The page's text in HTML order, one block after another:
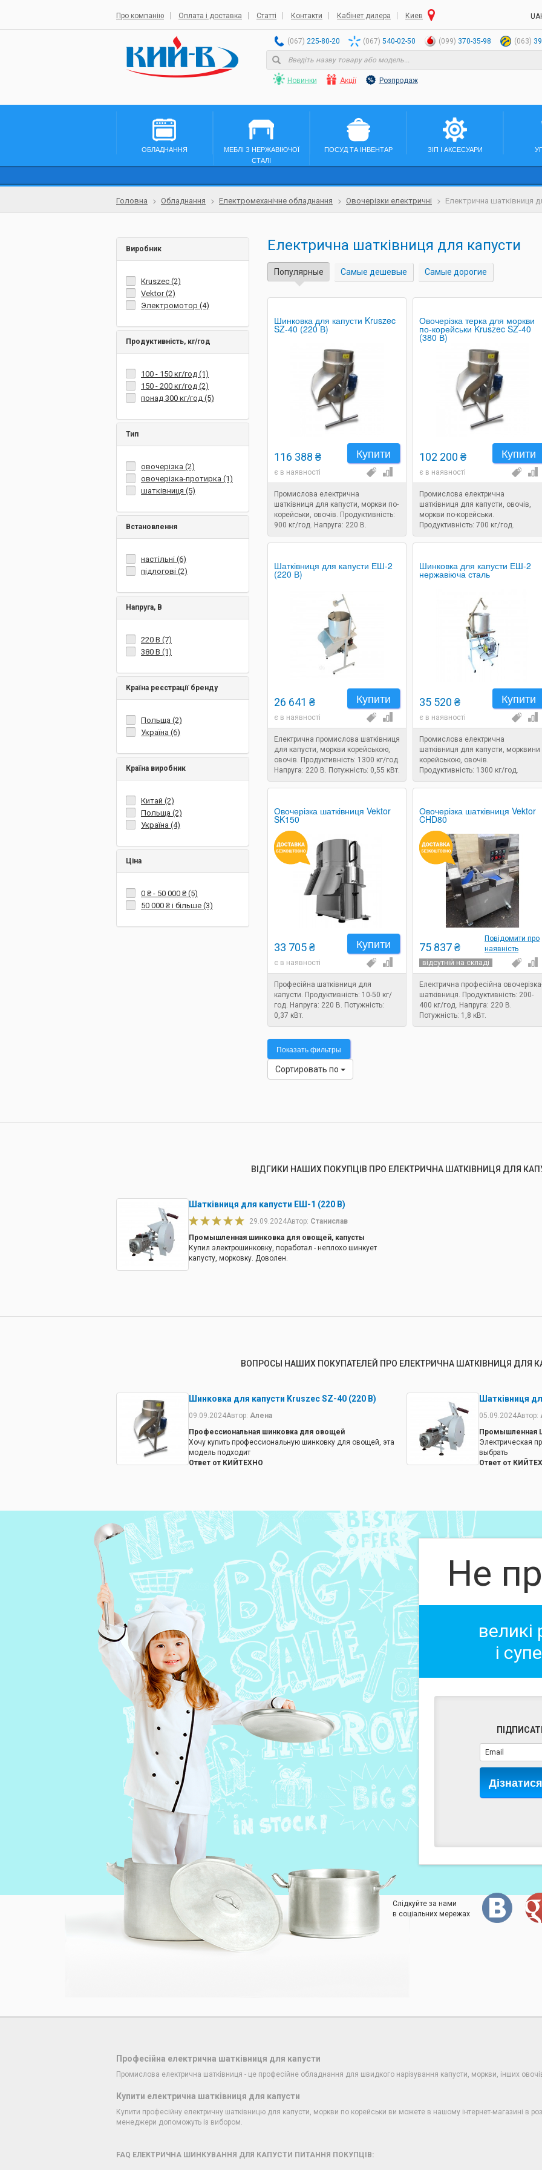
Про компанію Оплата і доставка Статті Контакти Кабінет дилера Киев
(067) 225-80-20 (067) 540-02-50 (099) 370-35-98 (063)
Новинки Акції Розпродаж
ОБЛАДНАННЯ
МЕБЛІ З НЕРЖАВІЮЧОЇ
СТАЛІ
ПОСУД ТА ІНВЕНТАР ЗІП І АКСЕСУАРИ
Головна Обладнання Електромеханічне обладнання Овочерізки електричні Електрична шатківниця
Електрична шатківниця для капусти
Популярные Самые дешевые Самые дорогие
Шинковка для капусти Kruszec
SZ-40 (220 В)
Купити
116 388 ₴
є в наявності
Промислова електрична
шатківниця для капусти, моркви по-
корейськи, овочів. Продуктивність:
900 кг/год. Напруга: 220 В.
Потужність: 0,75 кВт.
Овочерізка терка для моркви
по-корейськи Kruszec SZ-40
(380 В)
Купити
102 200 ₴
є в наявності
Промислова електрична
шатківниця для капусти, овочів,
моркви по-корейськи.
Продуктивність: 700 кг/год.
Напруга: 380 В. Потужність: 0,75
Шатківниця для капусти ЕШ-2
(220 В)
Купити
26 641 ₴
є в наявності
Електрична промислова шатківниця
для капусти, моркви корейською,
овочів. Продуктивність: 1300 кг/год.
Напруга: 220 В. Потужність: 0,55 кВт.
Шинковка для капусти ЕШ-2
нержавіюча сталь
Купити
35 520 ₴
є в наявності
Промислова електрична
шатківниця для капусти, морквини
корейською, овочів.
Продуктивність: 1300 кг/год.
Напруга: 220 В. Потужність: 0,55
Овочерізка шатківниця Vektor
SK150
Купити
33 705 ₴
є в наявності
Професійна шатківниця для
капусти. Продуктивність: 10-50 кг/
год. Напруга: 220 В. Потужність:
0,37 кВт.
Овочерізка шатківниця Vektor
CHD80
Повідомити про
наявність
75 837 ₴
відсутній на складі
Електрична професійна
шатківниця. Продуктивність: 200-
400 кг/год. Напруга: 220 В.
Потужність: 1,8 кВт.
Показать фильтры
Сортировать по
Виробник
Kruszec (2)
Vektor (2)
Электромотор (4)
Продуктивність, кг/год
100 - 150 кг/год (1)
150 - 200 кг/год (2)
понад 300 кг/год (5)
Тип
овочерізка (2)
овочерізка-протирка (1)
шатківниця (5)
Встановлення
настільні (6)
підлогові (2)
Напруга, В
220 В (7)
380 В (1)
Країна реєстрації бренду
Польща (2)
Україна (6)
Країна виробник
Китай (2)
Польща (2)
Україна (4)
Ціна
0 ₴- 50 000 ₴(5)
50 000 ₴і більше (3)
ВІДГИКИ НАШИХ ПОКУПЦІВ ПРО ЕЛЕКТРИЧНА ШАТКІВНИЦЯ ДЛЯ
Шатківниця для капусти ЕШ-1 (220 В)
29.09.2024Автор: Станислав
Промышленная шинковка для овощей, капусты
Купил электрошинковку, поработал - неплохо шинкует
капусту, морковку. Доволен.
ВОПРОСЫ НАШИХ ПОКУПАТЕЛЕЙ ПРО ЕЛЕКТРИЧНА ШАТКІВНИЦЯ ДЛЯ
Шинковка для капусти Kruszec SZ-40 (220 В)
09.09.2024Автор: Алена
Профессиональная шинковка для овощей
Хочу купить профессиональную шинковку для овощей, эта
модель подходит
Ответ от КИЙТЕХНО
Шатківниця
05.09.2024Автор:
Промышленная
Электрическая
выбрать
Ответ от
Слідкуйте за нами
в соціальних мережах
Не
великі
і
Професійна електрична шатківниця для капусти
Промислова електрична шатківниця - це професійне обладнання для швидкого нарізування капусти, моркви, інших
Купити електрична шатківниця для капусти
Купити професійну електричну шатківницю для капусти, моркви по корейськи ви можете в нашому інтернет-магазині в
менеджери допоможуть із вибором.
FAQ ЕЛЕКТРИЧНА ШИНКУВАННЯ ДЛЯ КАПУСТИ ПИТАННЯ ПОКУПЦІВ: